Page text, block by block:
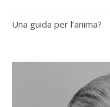
Una guida per l’anima?